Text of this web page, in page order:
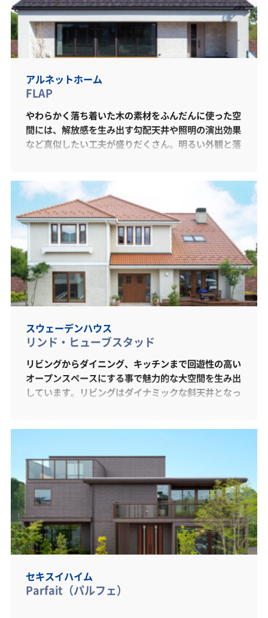
アルネットホーム
FLAP
やわらかく落ち着いた木の素材をふんだんに使った空
間には、解放感を生み出す勾配天井や照明の演出効果
など真似したい工夫が盛りだくさん。明るい外観と落
っぷりと詰まった平屋の生活提案を、是非ご体感くだ
さい。
スウェーデンハウス
リンド・ヒューブスタッド
リビングからダイニング、キッチンまで回遊性の高い
オープンスペースにする事で魅力的な大空間を生み出
しています。リビングはダイナミックな斜天井となっ
左右されない性能の高さが最大の特徴です。木質感あ
ふれる優しい雰囲気と深呼吸したくなる空気感を感じ
て頂けます。
セキスイハイム
Parfait（パルフェ）